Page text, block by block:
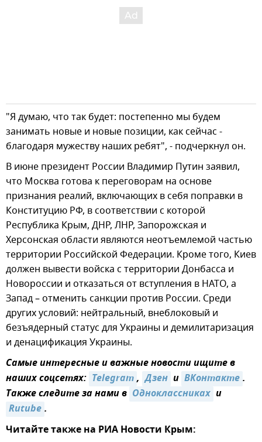
"Я думаю, что так будет: постепенно мы будем
занимать новые и новые позиции, как сейчас -
благодаря мужеству наших ребят", - подчеркнул он.
В июне президент России Владимир Путин заявил,
что Москва готова к переговорам на основе
признания реалий, включающих в себя поправки в
Конституцию РФ, в соответствии с которой
Республика Крым, ДНР, ЛНР, Запорожская и
Херсонская области являются неотъемлемой частью
территории Российской Федерации. Кроме того, Киев
должен вывести войска с территории Донбасса и
Новороссии и отказаться от вступления в НАТО, а
Запад – отменить санкции против России. Среди
других условий: нейтральный, внеблоковый и
безъядерный статус для Украины и демилитаризация
и денацификация Украины.
Самые интересные и важные новости ищите в
наших соцсетях: Telegram, Дзен и ВКонтакте.
Также следите за нами в Одноклассниках и
Rutube.
Читайте также на РИА Новости Крым: